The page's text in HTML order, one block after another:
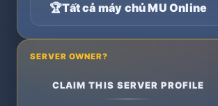
🏆Tất cả máy chủ MU Online
SERVER OWNER?
CLAIM THIS SERVER PROFILE